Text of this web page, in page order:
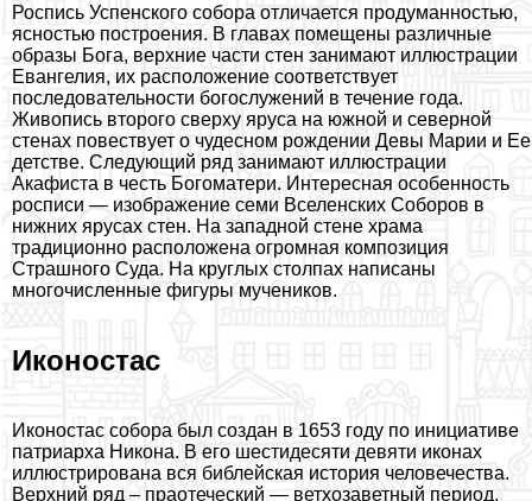
Роспись Успенского собора отличается продуманностью,
ясностью построения. В главах помещены различные
образы Бога, верхние части стен занимают иллюстрации
Евангелия, их расположение соответствует
последовательности богослужений в течение года.
Живопись второго сверху яруса на южной и северной
стенах повествует о чудесном рождении Девы Марии и Ее
детстве. Следующий ряд занимают иллюстрации
Акафиста в честь Богоматери. Интересная особенность
росписи — изображение семи Вселенских Соборов в
нижних ярусах стен. На западной стене храма
традиционно расположена огромная композиция
Страшного Суда. На круглых столпах написаны
многочисленные фигуры мучеников.
Иконостас
Иконостас собора был создан в 1653 году по инициативе
патриарха Никона. В его шестидесяти девяти иконах
иллюстрирована вся библейская история человечества.
Верхний ряд – праотеческий — ветхозаветный период,